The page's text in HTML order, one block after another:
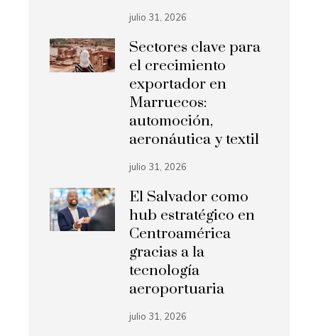
julio 31, 2026
Sectores clave para
el crecimiento
exportador en
Marruecos:
automoción,
aeronáutica y textil
julio 31, 2026
El Salvador como
hub estratégico en
Centroamérica
gracias a la
tecnología
aeroportuaria
julio 31, 2026